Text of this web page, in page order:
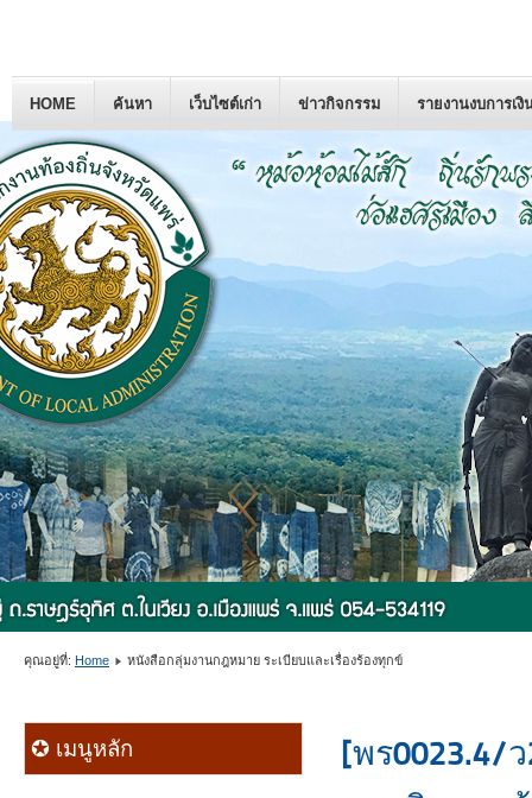
HOME ค้นหา เว็บไซต์เก่า ข่าวกิจกรรม รายงานงบการเงิ
คุณอยู่ที่: Home หนังสือกลุ่มงานกฎหมาย ระเบียบและเรื่องร้องทุกข์
✪ เมนูหลัก
[พร0023.4/